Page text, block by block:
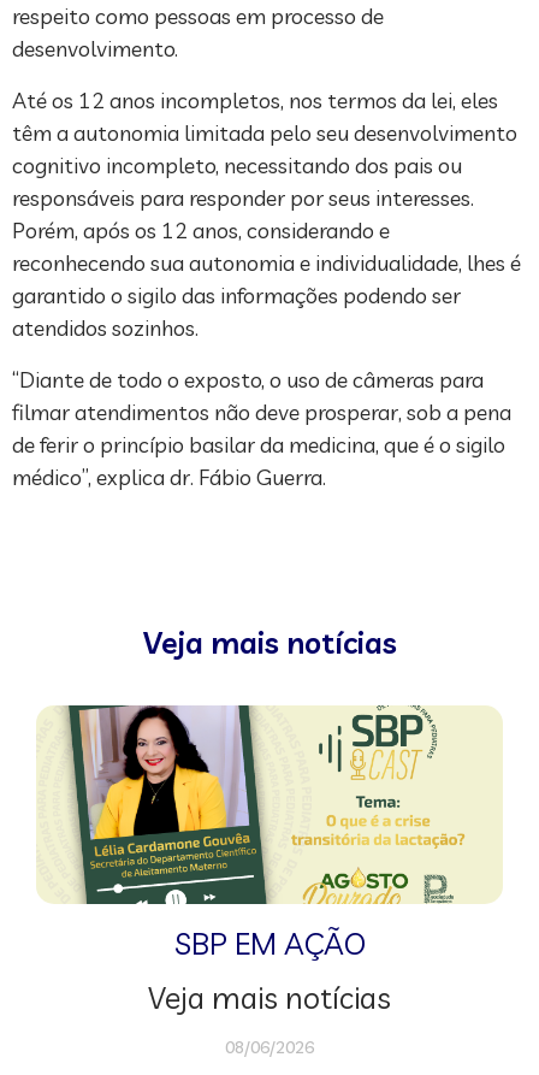
respeito como pessoas em processo de
desenvolvimento.
Até os 12 anos incompletos, nos termos da lei, eles
têm a autonomia limitada pelo seu desenvolvimento
cognitivo incompleto, necessitando dos pais ou
responsáveis para responder por seus interesses.
Porém, após os 12 anos, considerando e
reconhecendo sua autonomia e individualidade, lhes é
garantido o sigilo das informações podendo ser
atendidos sozinhos.
“Diante de todo o exposto, o uso de câmeras para
filmar atendimentos não deve prosperar, sob a pena
de ferir o princípio basilar da medicina, que é o sigilo
médico”, explica dr. Fábio Guerra.
Veja mais notícias
SBP EM AÇÃO
Veja mais notícias
08/06/2026